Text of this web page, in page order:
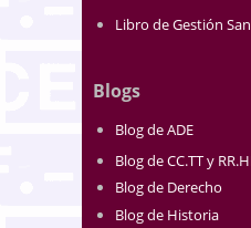
Libro de Gestión
Blogs
Blog de ADE
Blog de CC.TT y
Blog de Derecho
Blog de Historia